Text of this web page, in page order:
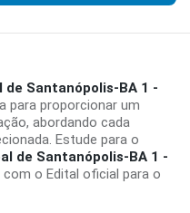
Santanópolis-BA 1 -
para proporcionar um
abordando cada
Estude para o
de Santanópolis-BA 1 -
o Edital oficial para o